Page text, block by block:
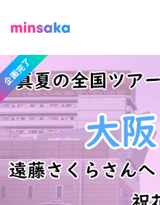
企画完了